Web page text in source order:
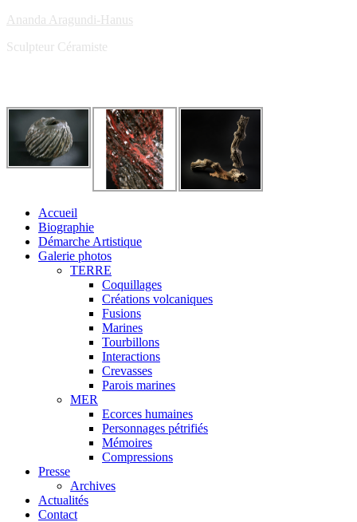
Ananda Aragundi-Hanus
Sculpteur Céramiste
Accueil
Biographie
Démarche Artistique
Galerie photos
TERRE
Coquillages
Créations volcaniques
Fusions
Marines
Tourbillons
Interactions
Crevasses
Parois marines
MER
Ecorces humaines
Personnages pétrifiés
Mémoires
Compressions
Presse
Archives
Actualités
Contact